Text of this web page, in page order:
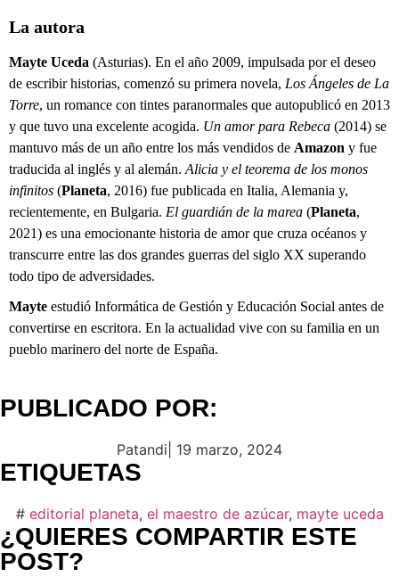
La autora
Mayte Uceda (Asturias). En el año 2009, impulsada por el deseo
de escribir historias, comenzó su primera novela, Los Ángeles de La
Torre, un romance con tintes paranormales que autopublicó en 2013
y que tuvo una excelente acogida. Un amor para Rebeca (2014) se
mantuvo más de un año entre los más vendidos de Amazon y fue
traducida al inglés y al alemán. Alicia y el teorema de los monos
infinitos (Planeta, 2016) fue publicada en Italia, Alemania y,
recientemente, en Bulgaria. El guardián de la marea (Planeta,
2021) es una emocionante historia de amor que cruza océanos y
transcurre entre las dos grandes guerras del siglo XX superando
todo tipo de adversidades.
Mayte estudió Informática de Gestión y Educación Social antes de
convertirse en escritora. En la actualidad vive con su familia en un
pueblo marinero del norte de España.
PUBLICADO POR:
Patandi 19 marzo, 2024
ETIQUETAS
# editorial planeta, el maestro de azúcar, mayte uceda
¿QUIERES COMPARTIR ESTE
POST?